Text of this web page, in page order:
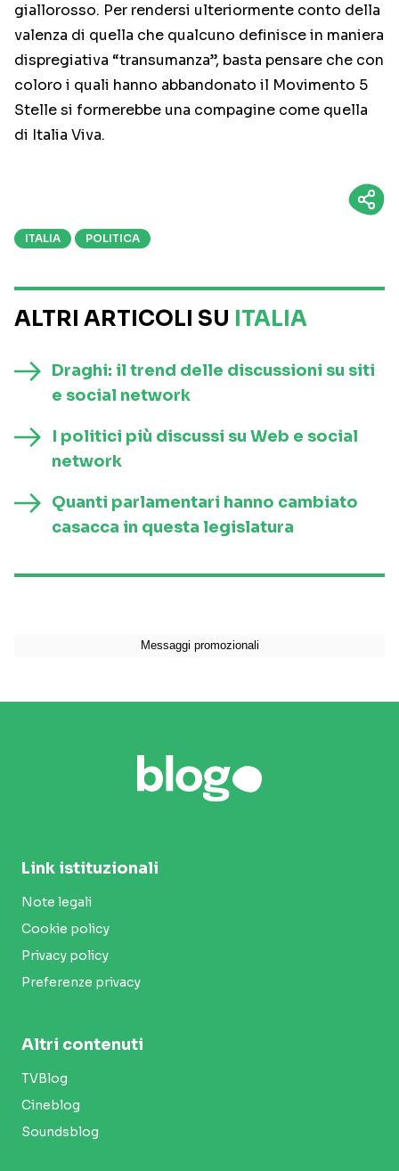
giallorosso. Per rendersi ulteriormente conto della
valenza di quella che qualcuno definisce in maniera
dispregiativa “transumanza”, basta pensare che con
coloro i quali hanno abbandonato il Movimento 5
Stelle si formerebbe una compagine come quella
di Italia Viva.
ITALIA POLITICA
ALTRI ARTICOLI SU ITALIA
Draghi: il trend delle discussioni su siti
e social network
I politici più discussi su Web e social
network
Quanti parlamentari hanno cambiato
casacca in questa legislatura
Link istituzionali
Note legali
Cookie policy
Privacy policy
Preferenze privacy
Altri contenuti
TVBlog
Cineblog
Soundsblog